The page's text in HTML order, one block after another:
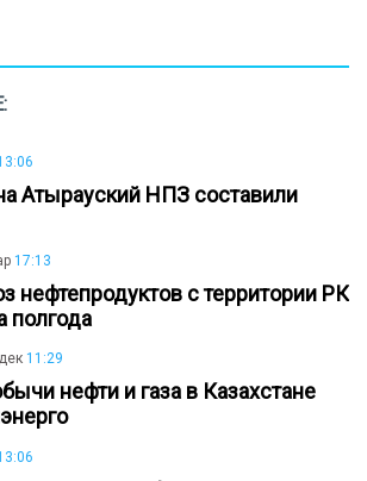
Атырауский НПЗ составили
17:13
нефтепродуктов с территории РК
полгода
11:29
нефти и газа в Казахстане